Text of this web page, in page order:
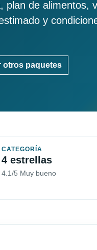
plan de alimentos,
y
otros paquetes
CATEGORÍA
4 estrellas
4.1/5 Muy bueno